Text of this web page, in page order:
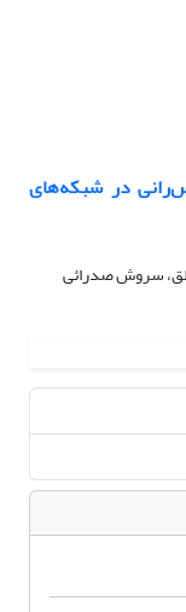
در شبکه‌های
سروش صدرائی